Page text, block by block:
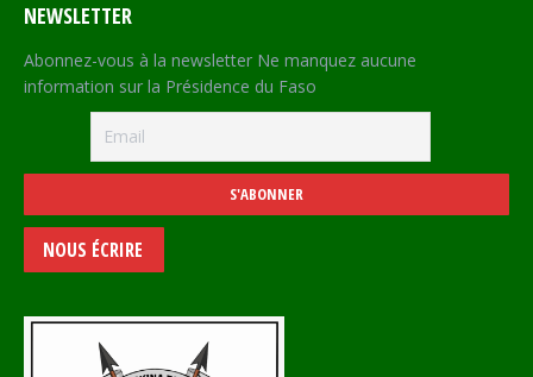
NEWSLETTER
Abonnez-vous à la newsletter Ne manquez aucune
information sur la Présidence du Faso
NOUS ÉCRIRE